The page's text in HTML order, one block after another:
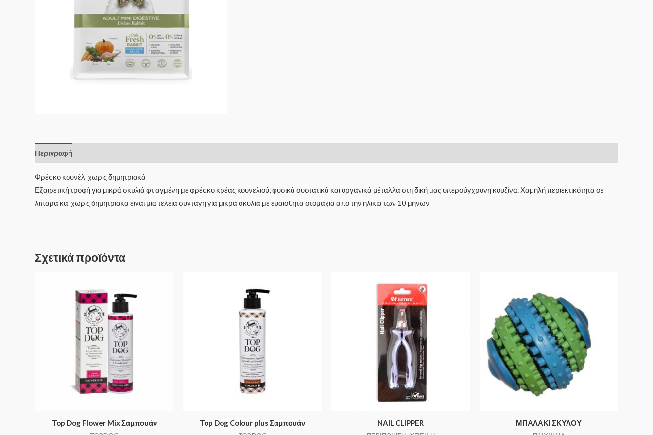
Περιγραφή
Φρέσκο ​​κουνέλι χωρίς δημητριακά
Εξαιρετική τροφή για μικρά σκυλιά φτιαγμένη με φρέσκο ​​κρέας κουνελιού, φυσικά συστατικά και οργανικά μέταλλα στη δική μας υπερσύγχρονη κουζίνα. Χαμηλή περιεκτικότητα σε
λιπαρά και χωρίς δημητριακά είναι μια τέλεια συνταγή για μικρά σκυλιά με ευαίσθητα στομάχια από την ηλικία των 10 μηνών
Σχετικά προϊόντα
Top Dog Flower Mix Σαμπουάν Top Dog Colour plus Σαμπουάν NAIL CLIPPER ΜΠΑΛΑΚΙ ΣΚΥΛΟΥ